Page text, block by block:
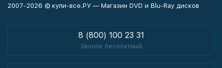
2007-2026 © купи-все.РУ — Магазин DVD и Blu-Ray дисков
8 (800) 100 23 31
Звонок бесплатный